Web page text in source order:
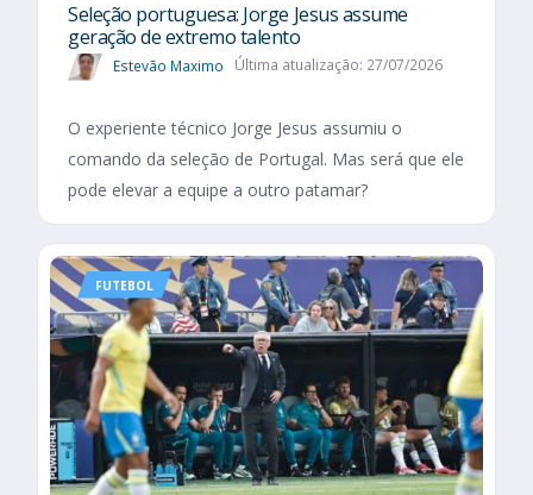
Seleção portuguesa: Jorge Jesus assume
geração de extremo talento
Estevão Maximo Última atualização: 27/07/2026
O experiente técnico Jorge Jesus assumiu o
comando da seleção de Portugal. Mas será que ele
pode elevar a equipe a outro patamar?
FUTEBOL